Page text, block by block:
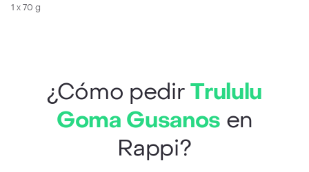
1 x 70 g
¿Cómo pedirTrululu
Goma Gusanos en
Rappi?